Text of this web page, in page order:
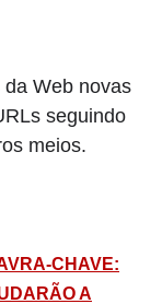
Web novas
seguindo
meios.
CHAVE:
A